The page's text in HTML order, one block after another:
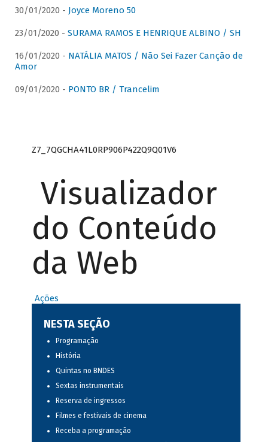
30/01/2020 - Joyce Moreno 50
23/01/2020 - SURAMA RAMOS E HENRIQUE ALBINO / SH
16/01/2020 - NATÁLIA MATOS / Não Sei Fazer Canção de
Amor
09/01/2020 - PONTO BR / Trancelim
Z7_7QGCHA41L0RP906P422Q9Q01V6
Visualizador
do Conteúdo
da Web
Ações
NESTA SEÇÃO
Programação
História
Quintas no BNDES
Sextas instrumentais
Reserva de ingressos
Filmes e festivais de cinema
Receba a programação